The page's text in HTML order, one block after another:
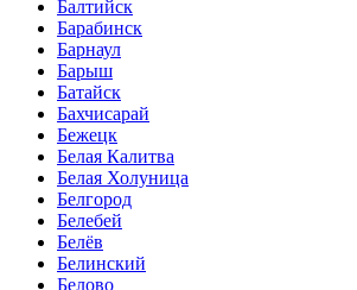
Балтийск
Барабинск
Барнаул
Барыш
Батайск
Бахчисарай
Бежецк
Белая Калитва
Белая Холуница
Белгород
Белебей
Белёв
Белинский
Белово